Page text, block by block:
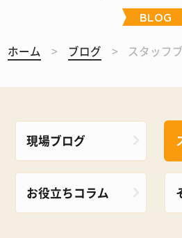
BLOG
ホーム ブログ スタッフ
現場ブログ
お役立ちコラム